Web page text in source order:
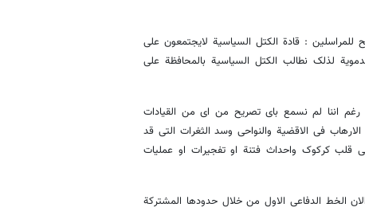
: قادة الکتل السیاسیة لایجتمعون على
لذلک نطالب الکتل السیاسیة بالمحافظة على
اننا لم نسمع بای تصریح من ای من القیادات
فی الاقضیة والنواحی وسد الثغرات التی قد
قلب کرکوک واحداث فتنة او تفجیرات او عملیات
الخط الدفاعی الاول من خلال حدودها المشترکة